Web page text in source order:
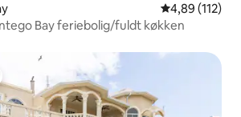
4,89 ud af 5 i
4,89 (112)
Bay feriebolig/fuldt køkken